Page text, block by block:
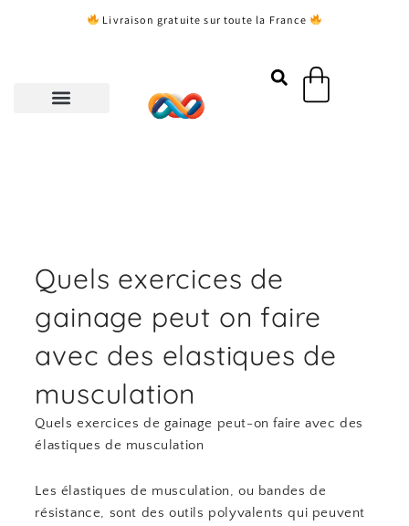
Livraison gratuite sur toute la France
Panier
Quels exercices de
gainage peut on faire
avec des elastiques de
musculation
Quels exercices de gainage peut-on faire avec des
élastiques de musculation
Les élastiques de musculation, ou bandes de
résistance, sont des outils polyvalents qui peuvent